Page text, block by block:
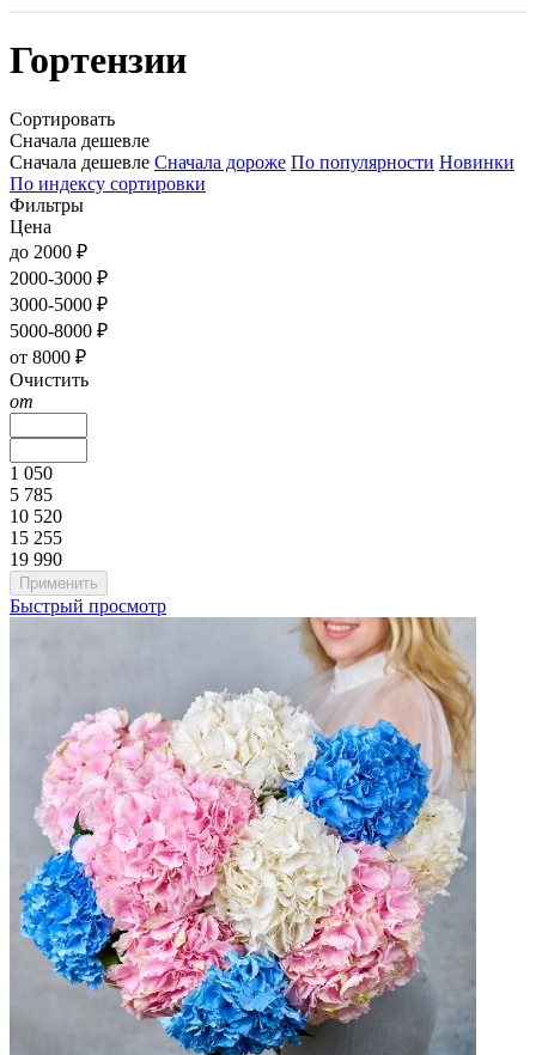
Гортензии
Сортировать
Сначала дешевле
Сначала дешевле Сначала дороже По популярности Новинки
По индексу сортировки
Фильтры
Цена
до 2000 ₽
2000-3000 ₽
3000-5000 ₽
5000-8000 ₽
от 8000 ₽
Очистить
от
1 050
5 785
10 520
15 255
19 990
Быстрый просмотр